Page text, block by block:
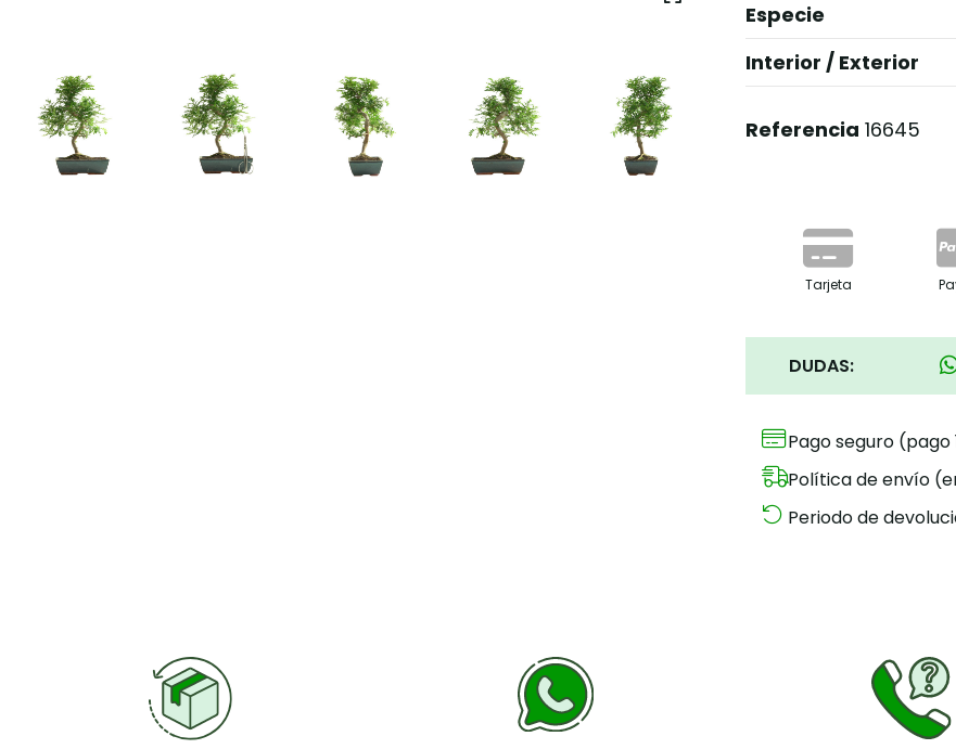
Especie
Interior / Exterior
Referencia 16645
Tarjeta
DUDAS:
Pago seguro
Política de envío
Periodo de